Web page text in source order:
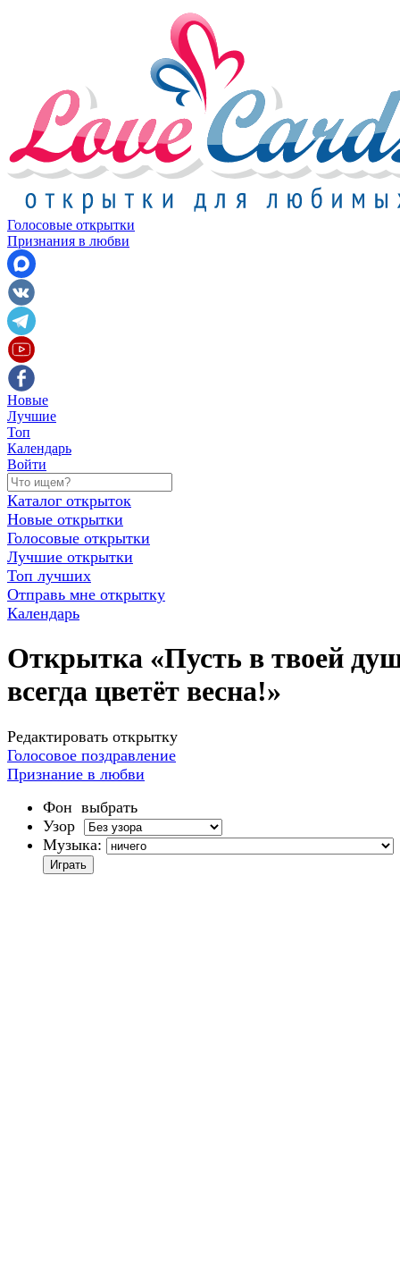
Голосовые открытки
Признания в любви
Новые
Лучшие
Топ
Календарь
Войти
Каталог открыток
Новые открытки
Голосовые открытки
Лучшие открытки
Топ лучших
Отправь мне открытку
Календарь
Открытка «Пусть в твоей
всегда цветёт весна!»
Редактировать открытку
Голосовое поздравление
Признание в любви
Фон выбрать
Узор
Музыка: